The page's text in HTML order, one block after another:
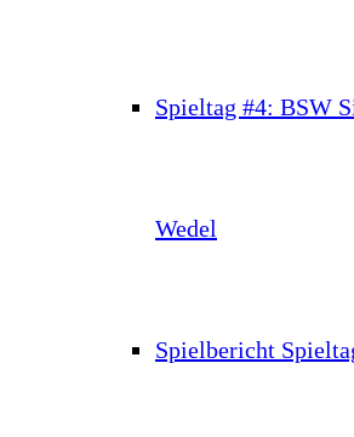
Spieltag #4: BSW
Wedel
Spielbericht